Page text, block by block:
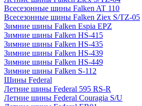
Всесезонные шины Falken AT 110
Всесезонные шины Falken Ziex S/TZ-05
Зимние шины Falken Espia EPZ
Зимние шины Falken HS-415
Зимние шины Falken HS-435
Зимние шины Falken HS-439
Зимние шины Falken HS-449
Зимние шины Falken S-112
Шины Federal
Летние шины Federal 595 RS-R
Летние шины Federal Couragia S/U